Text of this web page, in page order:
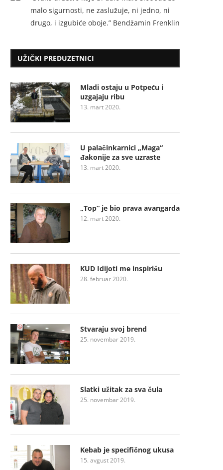
malo sigurnosti, ne zaslužuje, ni jedno, ni
drugo, i izgubiće oboje.” Bendžamin Frenklin
UŽIČKI PREDUZETNICI
Mladi ostaju u Potpeću i
uzgajaju ribu
13. mart 2020.
U palačinkarnici „Maga“
đakonije za sve uzraste
13. mart 2020.
„Top“ je bio prava avangarda
12. mart 2020.
KUD Idijoti me inspirišu
28. februar 2020.
Stvaraju svoj brend
25. novembar 2019.
Slatki užitak za sva čula
25. novembar 2019.
Kebab je specifičnog ukusa
15. avgust 2019.